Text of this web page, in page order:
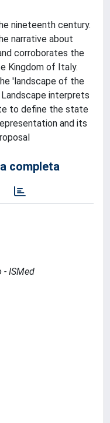
nineteenth century.
narrative about
corroborates the
Kingdom of Italy.
'landscape of the
interprets
to define the state
and its
completa
ISMed